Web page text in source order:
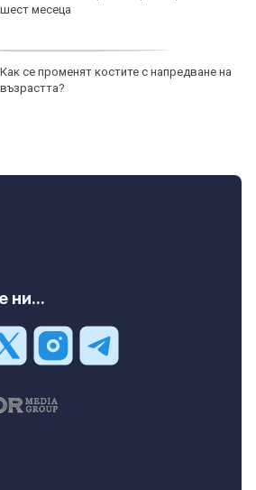
шест месеца
Как се променят костите с напредване на
възрастта?
ни...